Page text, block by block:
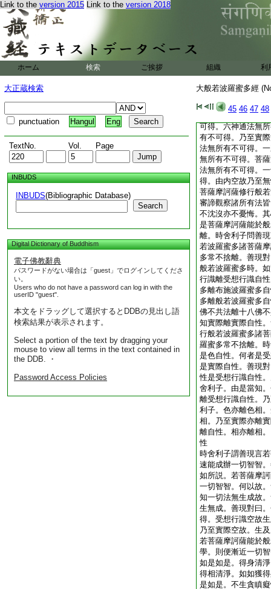
Link to the version 2015 Link to the version 2018
ホーム 検索 ご挨拶 組織 利
大正蔵検索
punctuation Hangul Eng
TextNo. Vol. Page
INBUDS
INBUDS(Bibliographic Database)
Search
Digital Dictionary of Buddhism
電子佛教辭典
パスワードがない場合は「guest」でログインしてくださ
い。
Users who do not have a password can log in with the
userID "guest".
本文をドラッグして選択するとDDBの見出し語
検索結果が表示されます。
Select a portion of the text by dragging your
mouse to view all terms in the text contained in
the DDB. ・
Password Access Policies
大般若波羅蜜多經
45 46 47 48
觀察若法無所有不
多。於無所有不可
問善現言。此中何
現對曰。所謂般若
所有不可得。受想
空法無所有不可得
所有不可得。四念
八聖道支法無所有
有不可得。乃至十
可得。六神通法無
有不可得。乃至實
法無所有不可得。
無所有不可得。菩
法無所有不可得。
得。由内空故乃至
菩薩摩訶薩修行般
審諦觀察諸所有法
不沈沒亦不憂悔。
是菩薩摩訶薩能於
離。時舍利子問善
若波羅蜜多諸菩薩
多常不捨離。善現
般若波羅蜜多時。
行識離受想行識自
多離布施波羅蜜多
多離般若波羅蜜多
佛不共法離十八佛
知實際離實際自性
行般若波羅蜜多諸
羅蜜多常不捨離。
是色自性。何者是
是實際自性。善現
性是受想行識自性
舍利子。由是當知
離受想行識自性。
利子。色亦離色相
相。乃至實際亦離
離自性。相亦離相
性
時舍利子謂善現言
速能成辦一切智智
如所説。若菩薩摩
一切智智。何以故
知一切法無生成故
生無成。善現對曰
得。受想行識空故
乃至實際空故。生
若菩薩摩訶薩能於
學。則便漸近一切
如是如是。得身清
得相清淨。如如獲
是如是。不生貪瞋